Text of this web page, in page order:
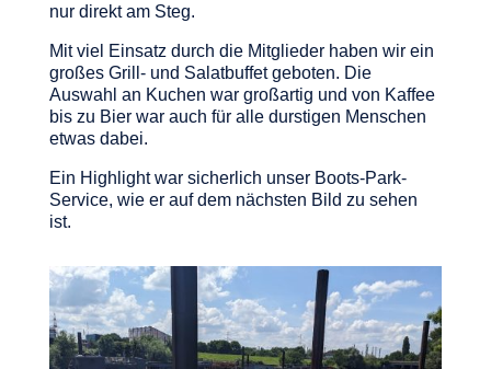
nur direkt am Steg.
Mit viel Einsatz durch die Mitglieder haben wir ein
großes Grill- und Salatbuffet geboten. Die
Auswahl an Kuchen war großartig und von Kaffee
bis zu Bier war auch für alle durstigen Menschen
etwas dabei.
Ein Highlight war sicherlich unser Boots-Park-
Service, wie er auf dem nächsten Bild zu sehen
ist.